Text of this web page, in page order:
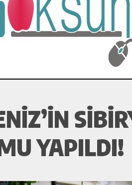
Yeni Köprüsünde Sona Doğru.
YAPILDI!